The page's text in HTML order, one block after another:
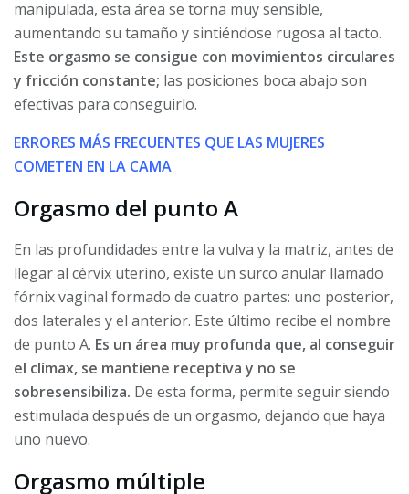
manipulada, esta área se torna muy sensible,
aumentando su tamaño y sintiéndose rugosa al tacto.
Este orgasmo se consigue con movimientos circulares
y fricción constante; las posiciones boca abajo son
efectivas para conseguirlo.
ERRORES MÁS FRECUENTES QUE LAS MUJERES
COMETEN EN LA CAMA
Orgasmo del punto A
En las profundidades entre la vulva y la matriz, antes de
llegar al cérvix uterino, existe un surco anular llamado
fórnix vaginal formado de cuatro partes: uno posterior,
dos laterales y el anterior. Este último recibe el nombre
de punto A. Es un área muy profunda que, al conseguir
el clímax, se mantiene receptiva y no se
sobresensibiliza. De esta forma, permite seguir siendo
estimulada después de un orgasmo, dejando que haya
uno nuevo.
Orgasmo múltiple